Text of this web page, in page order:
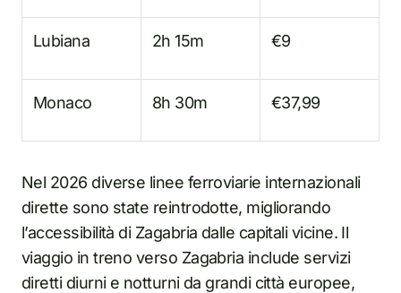
Lubiana 2h 15m €9
Monaco 8h 30m €37,99
Nel 2026 diverse linee ferroviarie internazionali
dirette sono state reintrodotte, migliorando
l’accessibilità di Zagabria dalle capitali vicine. Il
viaggio in treno verso Zagabria include servizi
diretti diurni e notturni da grandi città europee,